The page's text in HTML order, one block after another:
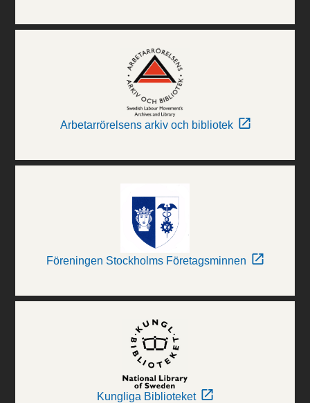
Arbetarrörelsens arkiv och bibliotek
Föreningen Stockholms Företagsminnen
Kungliga Biblioteket